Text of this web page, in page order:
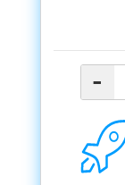
-